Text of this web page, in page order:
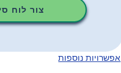
צור לוח
אפשרויות נוספות